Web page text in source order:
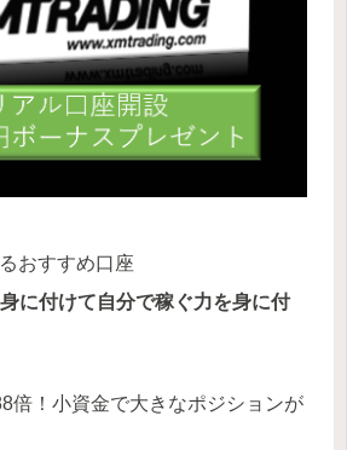
おすすめ口座
に付けて自分で稼ぐ力を身に付
倍！小資金で大きなポジションが